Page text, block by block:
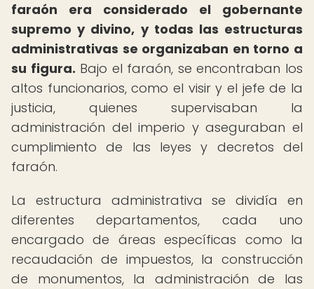
faraón era considerado el gobernante
supremo y divino, y todas las estructuras
administrativas se organizaban en torno a
su figura. Bajo el faraón, se encontraban los
altos funcionarios, como el visir y el jefe de la
justicia, quienes supervisaban la
administración del imperio y aseguraban el
cumplimiento de las leyes y decretos del
faraón.
La estructura administrativa se dividía en
diferentes departamentos, cada uno
encargado de áreas específicas como la
recaudación de impuestos, la construcción
de monumentos, la administración de las